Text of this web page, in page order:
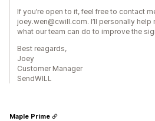
If you’re open to it, feel free to contact
joey.wen@cwill.com. I’ll personally
what our team can do to improve the
Best reagards,
Joey
Customer Manager
SendWILL
Maple Prime